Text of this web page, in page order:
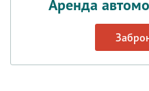
Аренда